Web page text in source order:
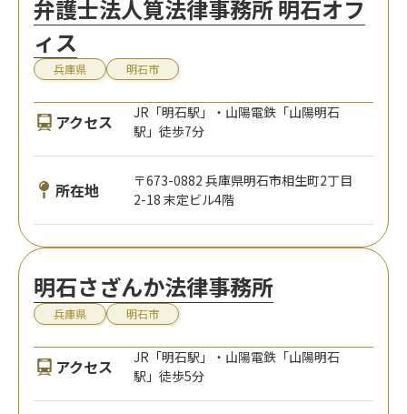
弁護士法人筧法律事務所 明石オフ
ィス
兵庫県 明石市
アクセス
JR「明石駅」・山陽電鉄「山陽明石
駅」徒歩7分
所在地
〒673-0882 兵庫県明石市相生町2丁目
2-18 末定ビル4階
明石さざんか法律事務所
兵庫県 明石市
アクセス
JR「明石駅」・山陽電鉄「山陽明石
駅」徒歩5分